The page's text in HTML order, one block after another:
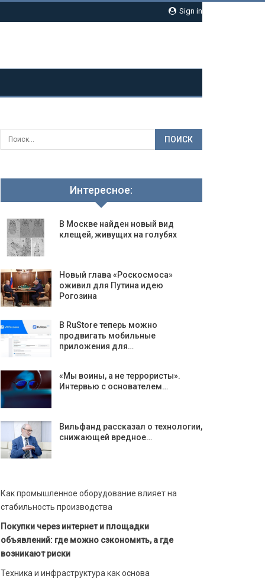
Sign in
Интересное:
В Москве найден новый вид
клещей, живущих на голубях
Новый глава «Роскосмоса»
оживил для Путина идею
Рогозина
В RuStore теперь можно
продвигать мобильные
приложения для…
«Мы воины, а не террористы».
Интервью с основателем…
Вильфанд рассказал о технологии,
снижающей вредное…
Как промышленное оборудование влияет на
стабильность производства
Покупки через интернет и площадки
объявлений: где можно сэкономить, а где
возникают риски
Техника и инфраструктура как основа